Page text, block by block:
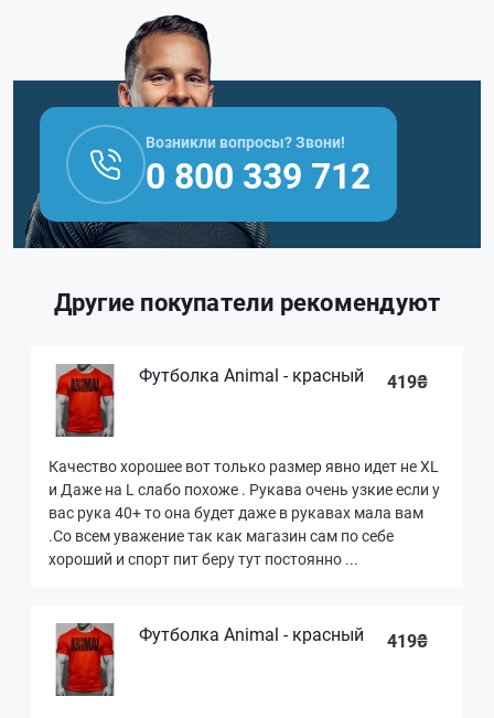
Возникли вопросы? Звони!
0 800 339 712
Другие покупатели рекомендуют
Футболка Animal - красный 419₴
Качество хорошее вот только размер явно идет не XL
и Даже на L слабо похоже . Рукава очень узкие если у
вас рука 40+ то она будет даже в рукавах мала вам
.Со всем уважение так как магазин сам по себе
хороший и спорт пит беру тут постоянно ...
Футболка Animal - красный 419₴